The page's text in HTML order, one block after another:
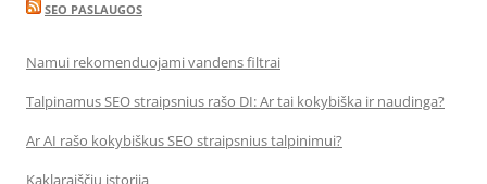
SEO PASLAUGOS
Namui rekomenduojami vandens filtrai
Talpinamus SEO straipsnius rašo DI: Ar tai kokybiška ir naudinga?
Ar AI rašo kokybiškus SEO straipsnius talpinimui?
Kaklaraiščių istorija